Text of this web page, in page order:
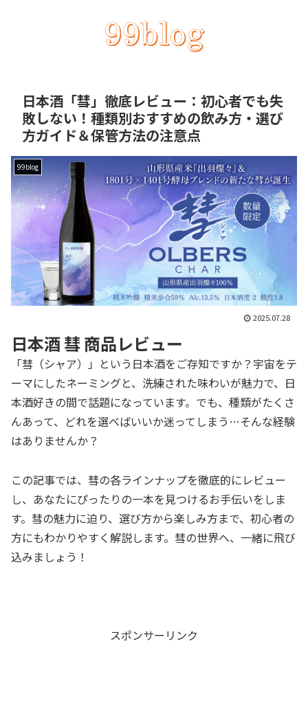
日本酒「彗」徹底レビュー：初心者でも失
敗しない！種類別おすすめの飲み方・選び
方ガイド＆保管方法の注意点
99blog
2025.07.28
日本酒 彗 商品レビュー
「彗（シャア）」という日本酒をご存知ですか？宇宙をテ
ーマにしたネーミングと、洗練された味わいが魅力で、日
本酒好きの間で話題になっています。でも、種類がたくさ
んあって、どれを選べばいいか迷ってしまう…そんな経験
はありませんか？
この記事では、彗の各ラインナップを徹底的にレビュー
し、あなたにぴったりの一本を見つけるお手伝いをしま
す。彗の魅力に迫り、選び方から楽しみ方まで、初心者の
方にもわかりやすく解説します。彗の世界へ、一緒に飛び
込みましょう！
スポンサーリンク